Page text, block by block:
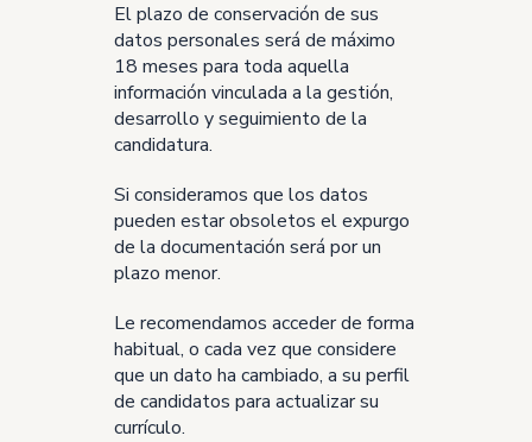
El plazo de conservación de sus
datos personales será de máximo
18 meses para toda aquella
información vinculada a la gestión,
desarrollo y seguimiento de la
candidatura.
Si consideramos que los datos
pueden estar obsoletos el expurgo
de la documentación será por un
plazo menor.
Le recomendamos acceder de forma
habitual, o cada vez que considere
que un dato ha cambiado, a su perfil
de candidatos para actualizar su
currículo.